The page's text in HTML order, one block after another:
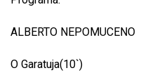
ALBERTO NEPOMUCENO
O Garatuja(10`)